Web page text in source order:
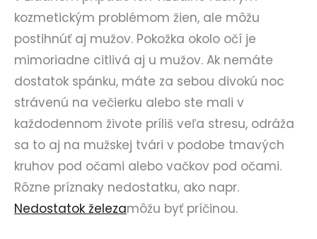
kozmetickým problémom žien, ale môžu
postihnúť aj mužov. Pokožka okolo očí je
mimoriadne citlivá aj u mužov. Ak nemáte
dostatok spánku, máte za sebou divokú noc
strávenú na večierku alebo ste mali v
každodennom živote príliš veľa stresu, odráža
sa to aj na mužskej tvári v podobe tmavých
kruhov pod očami alebo vačkov pod očami.
Rôzne príznaky nedostatku, ako napr.
Nedostatok železamôžu byť príčinou.